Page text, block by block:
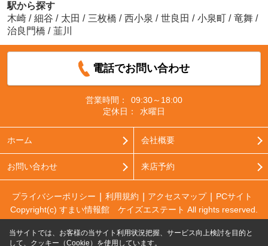
駅から探す
木崎 / 細谷 / 太田 / 三枚橋 / 西小泉 / 世良田 / 小泉町 / 竜舞 /
治良門橋 / 韮川
電話でお問い合わせ
営業時間：
09:30～18:00
定休日：
水曜日
ホーム 会社概要
お問い合わせ 来店予約
プライバシーポリシー 利用規約 アクセスマップ
PCサイト
Copyright(c) すまい情報館 ケイズエステート All rights reserved.
当サイトでは、お客様の当サイト利用状況把握、サービス向上検討を目的と
して、クッキー（Cookie）を使用しています。